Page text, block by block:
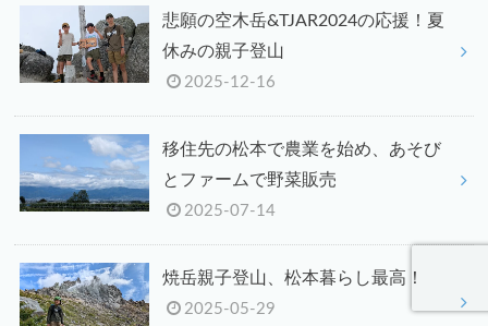
悲願の空木岳&TJAR2024の応援！夏
休みの親子登山
2025-12-16
移住先の松本で農業を始め、あそび
とファームで野菜販売
2025-07-14
焼岳親子登山、松本暮らし最高！
2025-05-29